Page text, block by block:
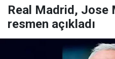
Real Madrid, Jose
resmen açıkladı